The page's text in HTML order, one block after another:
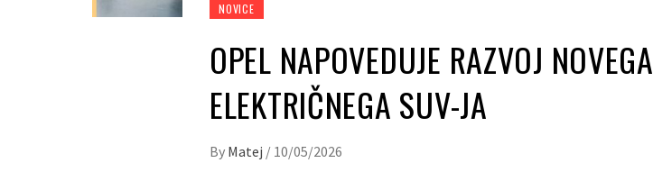
NOVICE
OPEL NAPOVEDUJE RAZVOJ NOVEGA
ELEKTRIČNEGA SUV-JA
By Matej / 10/05/2026